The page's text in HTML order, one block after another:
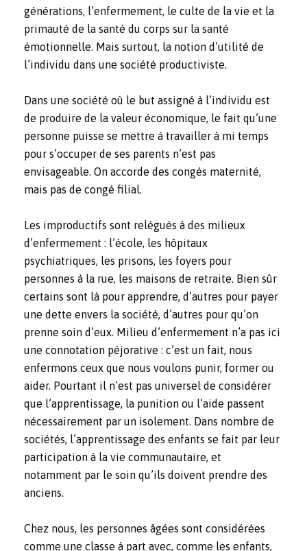
générations, l’enfermement, le culte de la vie et la
primauté de la santé du corps sur la santé
émotionnelle. Mais surtout, la notion d’utilité de
l’individu dans une société productiviste.
Dans une société où le but assigné à l’individu est
de produire de la valeur économique, le fait qu’une
personne puisse se mettre à travailler à mi temps
pour s’occuper de ses parents n’est pas
envisageable. On accorde des congés maternité,
mais pas de congé filial.
Les improductifs sont relégués à des milieux
d’enfermement : l’école, les hôpitaux
psychiatriques, les prisons, les foyers pour
personnes à la rue, les maisons de retraite. Bien sûr
certains sont là pour apprendre, d’autres pour payer
une dette envers la société, d’autres pour qu’on
prenne soin d’eux. Milieu d’enfermement n’a pas ici
une connotation péjorative : c’est un fait, nous
enfermons ceux que nous voulons punir, former ou
aider. Pourtant il n’est pas universel de considérer
que l’apprentissage, la punition ou l’aide passent
nécessairement par un isolement. Dans nombre de
sociétés, l’apprentissage des enfants se fait par leur
participation à la vie communautaire, et
notamment par le soin qu’ils doivent prendre des
anciens.
Chez nous, les personnes âgées sont considérées
comme une classe à part avec, comme les enfants,